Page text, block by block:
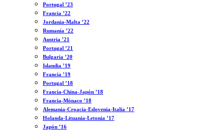
Portugal ’23
Francia ’22
Jordania-Malta ’22
Rumanía ’22
Austria ’21
Portugal ’21
Bulgaria ’20
Islandia ’19
Francia ’19
Portugal ’18
Francia-China-Japón ’18
Francia-Mónaco ’18
Alemania-Croacia-Eslovenia-Italia ’17
Holanda-Lituania-Letonia ’17
Japón ’16